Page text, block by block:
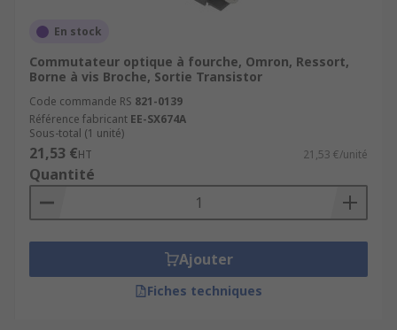
En stock
Commutateur optique à fourche, Omron, Ressort,
Borne à vis Broche, Sortie Transistor
Code commande RS 821-0139
Référence fabricant EE-SX674A
Sous-total (1 unité)
21,53 €HT 21,53 €/unité
Quantité
Ajouter
Fiches techniques